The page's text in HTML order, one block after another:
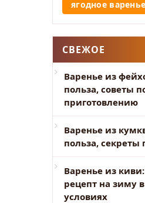
ягодное варенье
СВЕЖОЕ
Варенье из
польза, советы
приготовлению
Варенье из
польза, секреты
Варенье из
рецепт на зиму
условиях